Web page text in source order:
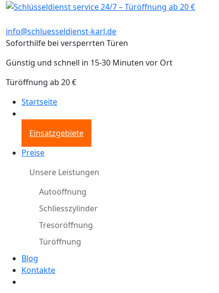
info@schluesseldienst-karl.de
Soforthilfe bei versperrten Türen
Günstig und schnell in 15-30 Minuten vor Ort
Türöffnung ab 20 €
Startseite
Einsatzgebiete
Preise
Unsere Leistungen
Autoöffnung
Schliesszylinder
Tresoröffnung
Türöffnung
Blog
Kontakte